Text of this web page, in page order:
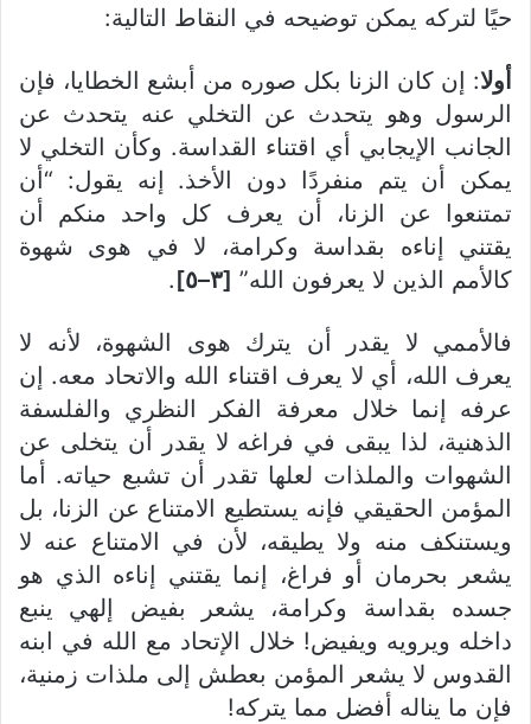
حيًا لتركه يمكن توضيحه في النقاط التالية:
أولا: إن كان الزنا بكل صوره من أبشع الخطايا، فإن
الرسول وهو يتحدث عن التخلي عنه يتحدث عن
الجانب الإيجابي أي اقتناء القداسة. وكأن التخلي لا
يمكن أن يتم منفردًا دون الأخذ. إنه يقول: “أن
تمتنعوا عن الزنا، أن يعرف كل واحد منكم أن
يقتني إناءه بقداسة وكرامة، لا في هوى شهوة
كالأمم الذين لا يعرفون الله” [٣–٥] .
فالأممي لا يقدر أن يترك هوى الشهوة، لأنه لا
يعرف الله، أي لا يعرف اقتناء الله والاتحاد معه. إن
عرفه إنما خلال معرفة الفكر النظري والفلسفة
الذهنية، لذا يبقى في فراغه لا يقدر أن يتخلى عن
الشهوات والملذات لعلها تقدر أن تشبع حياته. أما
المؤمن الحقيقي فإنه يستطيع الامتناع عن الزنا، بل
ويستنكف منه ولا يطيقه، لأن في الامتناع عنه لا
يشعر بحرمان أو فراغ، إنما يقتني إناءه الذي هو
جسده بقداسة وكرامة، يشعر بفيض إلهي ينبع
داخله ويرويه ويفيض! خلال الإتحاد مع الله في ابنه
القدوس لا يشعر المؤمن بعطش إلى ملذات زمنية،
فإن ما يناله أفضل مما يتركه!